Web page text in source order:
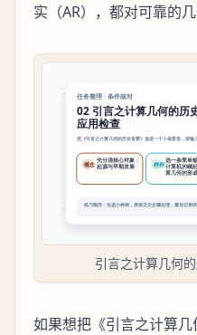
实（AR），都对可靠的
引言之计算几何
如果想把《引言之计算